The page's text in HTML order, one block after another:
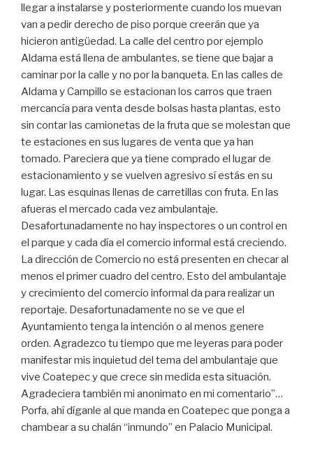
llegar a instalarse y posteriormente cuando los muevan
van a pedir derecho de piso porque creerán que ya
hicieron antigüedad. La calle del centro por ejemplo
Aldama está llena de ambulantes, se tiene que bajar a
caminar por la calle y no por la banqueta. En las calles de
Aldama y Campillo se estacionan los carros que traen
mercancía para venta desde bolsas hasta plantas, esto
sin contar las camionetas de la fruta que se molestan que
te estaciones en sus lugares de venta que ya han
tomado. Pareciera que ya tiene comprado el lugar de
estacionamiento y se vuelven agresivo sí estás en su
lugar. Las esquinas llenas de carretillas con fruta. En las
afueras el mercado cada vez ambulantaje.
Desafortunadamente no hay inspectores o un control en
el parque y cada día el comercio informal está creciendo.
La dirección de Comercio no está presenten en checar al
menos el primer cuadro del centro. Esto del ambulantaje
y crecimiento del comercio informal da para realizar un
reportaje. Desafortunadamente no se ve que el
Ayuntamiento tenga la intención o al menos genere
orden. Agradezco tu tiempo que me leyeras para poder
manifestar mis inquietud del tema del ambulantaje que
vive Coatepec y que crece sin medida esta situación.
Agradeciera también mi anonimato en mi comentario”…
Porfa, ahí díganle al que manda en Coatepec que ponga a
chambear a su chalán “inmundo” en Palacio Municipal.